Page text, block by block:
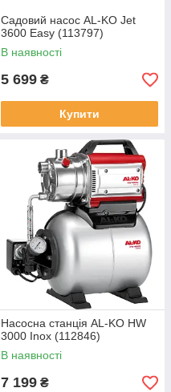
Садовий насос AL-KO Jet
3600 Easy (113797)
В наявності
5 699 ₴
Купити
Насосна станція AL-KO HW
3000 Inox (112846)
В наявності
7 199 ₴